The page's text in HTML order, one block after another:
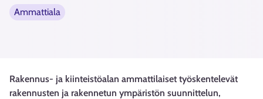
Ammattiala
Rakennus- ja kiinteistöalan ammattilaiset työskentelevät
rakennusten ja rakennetun ympäristön suunnittelun,